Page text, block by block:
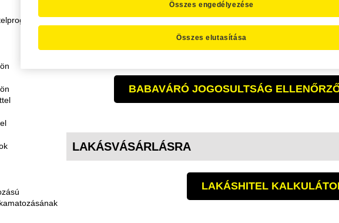
SZEMÉLYI KÖLCSÖN
BABAVÁRÓ JOGOSULTSÁG
LAKÁSVÁSÁRLÁSRA
LAKÁSHITEL
Összes elutasítása
Összes engedélyezése